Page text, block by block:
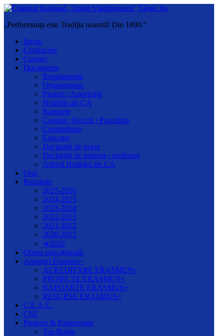
„Performanța este Tradiția noastră! Din 1890.”
Istoric
Conducere
Contact
Documente
Regulamente
Organigrama
Planuri | Autorizații
Hotărâri ale CA
Rapoarte
Comisii | Decizii | Proceduri
Contabilitate
Educativ
Declarații de avere
Declarații de interese | profesori
Arhivă Hotărâri ale CA
Orar
Rezultate
2025-2026
2024-2025
2023-2024
2022-2023
2021-2022
2020-2021
➔2020
Oferta educațională
Anunțuri Erasmus+
ACREDITARE ERASMUS+
PROIECTE ERASMUS+
RAPOARTE ERASMUS+
RESURSE ERASMUS+
C.E.A.C.
CȘE
Proiecte & Parteneriate
Tea-Borgs